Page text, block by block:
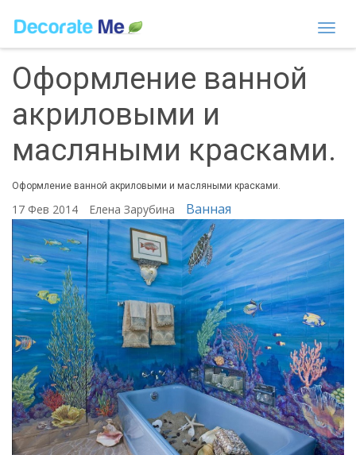
Оформление ванной
акриловыми и
масляными красками.
Оформление ванной акриловыми и масляными красками.
17 Фев 2014 Елена Зарубина Ванная